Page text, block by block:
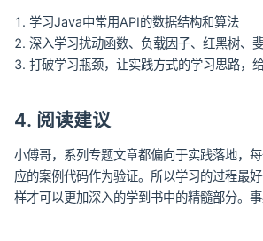
学习Java中常用API的数据结构和算法
深入学习扰动函数、负载因子、红黑树、
打破学习瓶颈，让实践方式的学习思路，
4. 阅读建议
小傅哥，系列专题文章都偏向于实践落地，
应的案例代码作为验证。所以学习的过程最
样才可以更加深入的学到书中的精髓部分。事